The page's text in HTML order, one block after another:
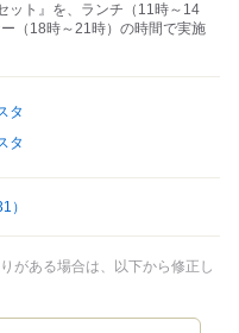
ット』を、ランチ（11時～14
（18時～21時）の時間で実施
タ
タ
）
がある場合は、以下から修正し